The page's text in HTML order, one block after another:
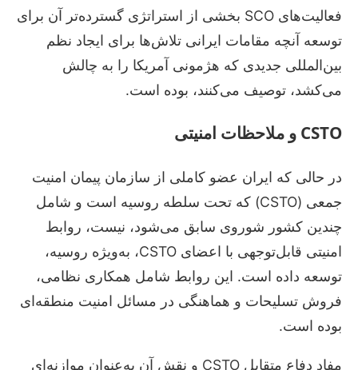
فعالیت‌های SCO بخشی از استراتژی گسترده‌تر آن برای
توسعه آنچه مقامات ایرانی تلاش‌ها برای ایجاد نظم
بین‌المللی جدیدی که هژمونی آمریکا را به چالش
می‌کشد، توصیف می‌کنند، بوده است.
CSTO و ملاحظات امنیتی
در حالی که ایران عضو کاملی از سازمان پیمان امنیت
جمعی (CSTO) که تحت سلطه روسیه است و شامل
چندین کشور شوروی سابق می‌شود، نیست، روابط
امنیتی قابل‌توجهی با اعضای CSTO، به‌ویژه روسیه،
توسعه داده است. این روابط شامل همکاری نظامی،
فروش تسلیحات و هماهنگی در مسائل امنیت منطقه‌ای
بوده است.
مفاد دفاع متقابل CSTO و نقش آن به‌عنوان موازنه‌ای